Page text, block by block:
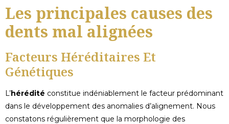
Les principales causes des
dents mal alignées
Facteurs Héréditaires Et
Génétiques
L’hérédité constitue indéniablement le facteur prédominant
dans le développement des anomalies d’alignement. Nous
constatons régulièrement que la morphologie des